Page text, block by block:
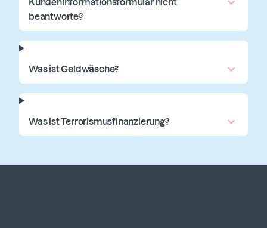
Kundeninformationsformular nicht
beantworte?
Was ist Geldwäsche?
Was ist Terrorismusfinanzierung?